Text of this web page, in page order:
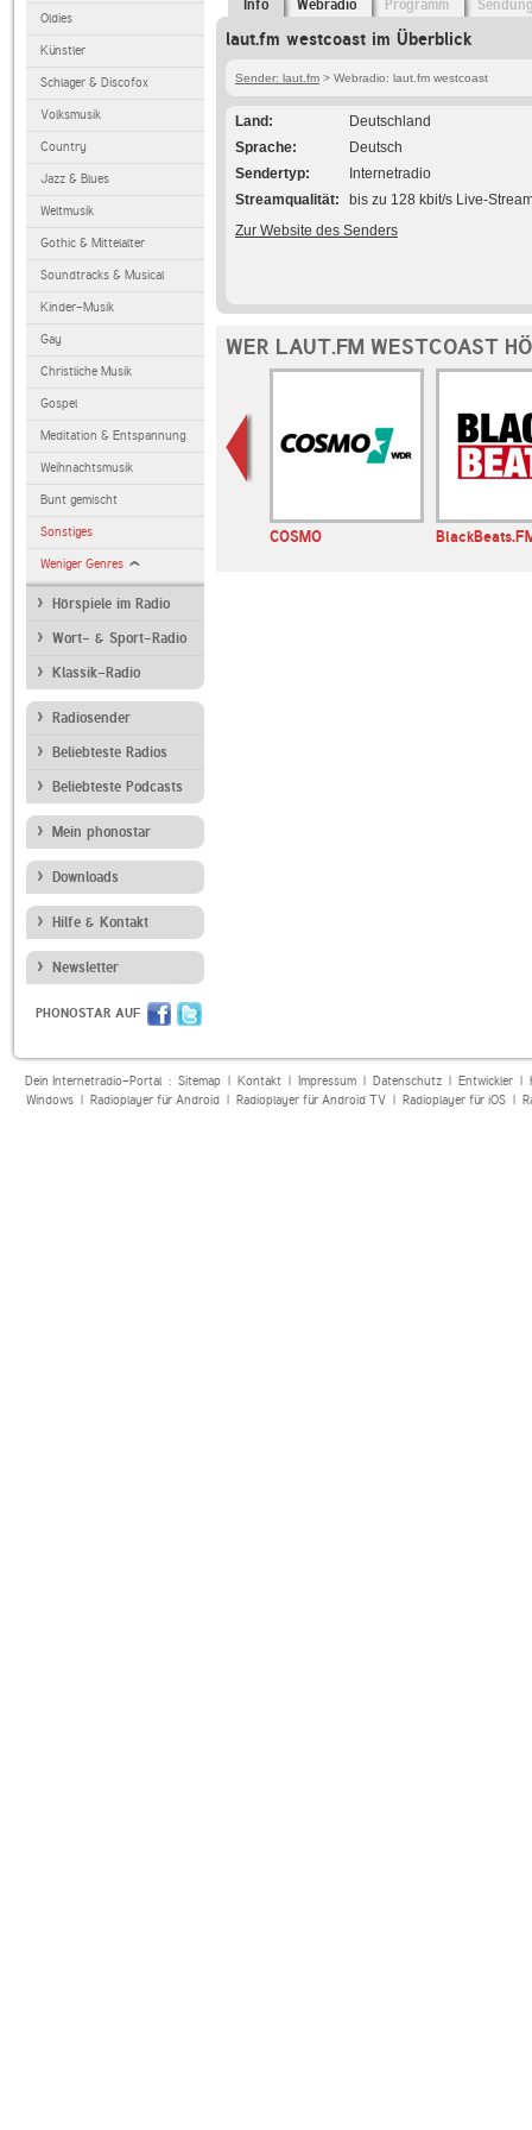
Oldies
Künstler
Schlager & Discofox
Volksmusik
Country
Jazz & Blues
Weltmusik
Gothic & Mittelalter
Soundtracks & Musical
Kinder-Musik
Gay
Christliche Musik
Gospel
Meditation & Entspannung
Weihnachtsmusik
Bunt gemischt
Sonstiges
Weniger Genres
Hörspiele im Radio
Wort- & Sport-Radio
Klassik-Radio
Radiosender
Beliebteste Radios
Beliebteste Podcasts
Mein phonostar
Downloads
Hilfe & Kontakt
Newsletter
PHONOSTAR AUF
Info Webradio Programm
laut.fm westcoast im Überblick
Sender: laut.fm > Webradio: laut.fm westcoast
Land
Deutschland
Sprache
Deutsch
Sendertyp
Internetradio
Streamqualität
bis zu 128 kbit/s Live-
Zur Website des Senders
WER LAUT.FM WESTCOAST
COSMO
Dein Internetradio-Portal : Sitemap| Kontakt| Impressum| Datenschutz| Entwickler|
Windows| Radioplayer für Android| Radioplayer für Android TV| Radioplayer für iOS|